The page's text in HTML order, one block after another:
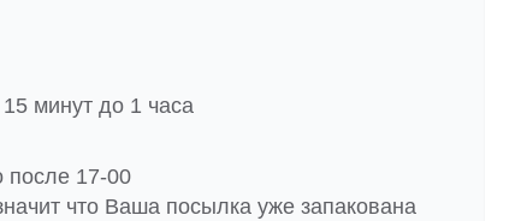
минут до 1 часа
после 17-00
что Ваша посылка уже запакована